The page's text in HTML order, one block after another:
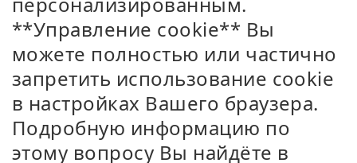
**Управление cookie** Вы
можете полностью или частично
запретить использование cookie
в настройках Вашего браузера.
Подробную информацию по
этому вопросу Вы найдёте в